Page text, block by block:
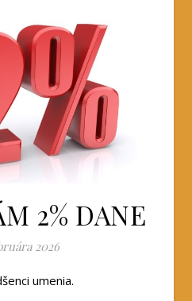
2% DANE
2026
umenia.